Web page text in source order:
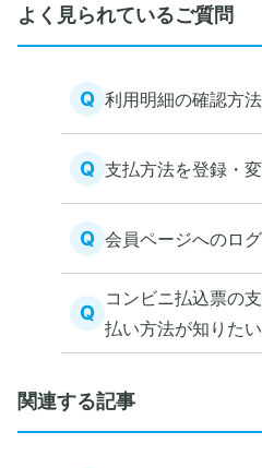
よく見られているご質問
Q 利用明細の確認方法
Q 支払方法を登録・変
Q 会員ページへのロ
Q
コンビニ払込票の
払い方法が知りたい
関連する記事